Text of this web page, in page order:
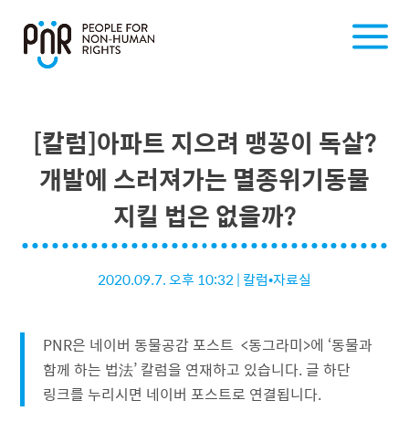
[칼럼]아파트 지으려 맹꽁이 독살?
개발에 스러져가는 멸종위기동물
지킬 법은 없을까?
2020.09.7. 오후 10:32| 칼럼•자료실
PNR은 네이버 동물공감 포스트 <동그라미>에 ‘동물과
함께 하는 법法’ 칼럼을 연재하고 있습니다. 글 하단
링크를 누리시면 네이버 포스트로 연결됩니다.